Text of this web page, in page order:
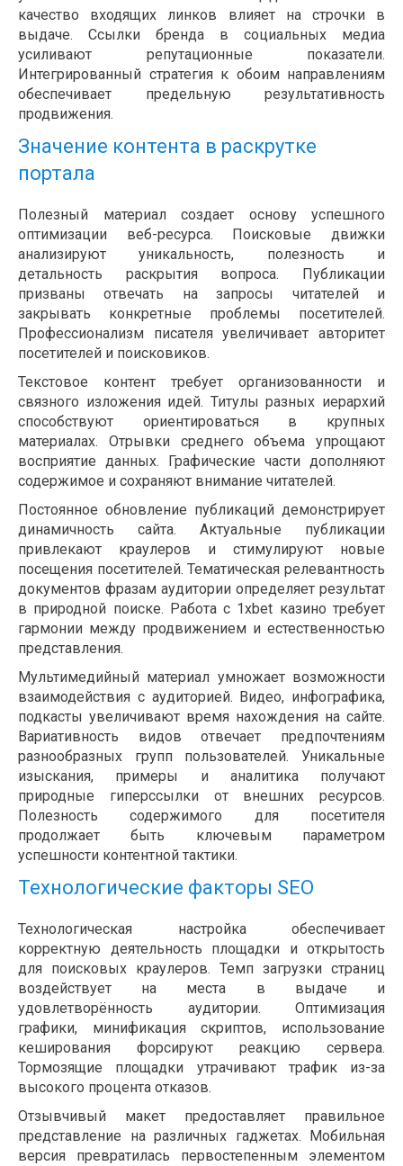
качество входящих линков влияет на строчки в
выдаче. Ссылки бренда в социальных медиа
усиливают репутационные показатели.
Интегрированный стратегия к обоим направлениям
обеспечивает предельную результативность
продвижения.
Значение контента в раскрутке
портала
Полезный материал создает основу успешного
оптимизации веб-ресурса. Поисковые движки
анализируют уникальность, полезность и
детальность раскрытия вопроса. Публикации
призваны отвечать на запросы читателей и
закрывать конкретные проблемы посетителей.
Профессионализм писателя увеличивает авторитет
посетителей и поисковиков.
Текстовое контент требует организованности и
связного изложения идей. Титулы разных иерархий
способствуют ориентироваться в крупных
материалах. Отрывки среднего объема упрощают
восприятие данных. Графические части дополняют
содержимое и сохраняют внимание читателей.
Постоянное обновление публикаций демонстрирует
динамичность сайта. Актуальные публикации
привлекают краулеров и стимулируют новые
посещения посетителей. Тематическая релевантность
документов фразам аудитории определяет результат
в природной поиске. Работа с 1xbet казино требует
гармонии между продвижением и естественностью
представления.
Мультимедийный материал умножает возможности
взаимодействия с аудиторией. Видео, инфографика,
подкасты увеличивают время нахождения на сайте.
Вариативность видов отвечает предпочтениям
разнообразных групп пользователей. Уникальные
изыскания, примеры и аналитика получают
природные гиперссылки от внешних ресурсов.
Полезность содержимого для посетителя
продолжает быть ключевым параметром
успешности контентной тактики.
Технологические факторы SEO
Технологическая настройка обеспечивает
корректную деятельность площадки и открытость
для поисковых краулеров. Темп загрузки страниц
воздействует на места в выдаче и
удовлетворённость аудитории. Оптимизация
графики, минификация скриптов, использование
кеширования форсируют реакцию сервера.
Тормозящие площадки утрачивают трафик из-за
высокого процента отказов.
Отзывчивый макет предоставляет правильное
представление на различных гаджетах. Мобильная
версия превратилась первостепенным элементом